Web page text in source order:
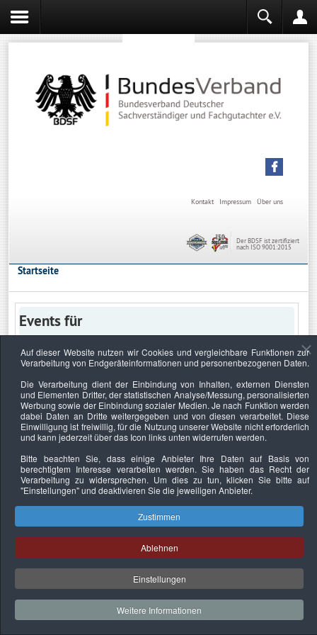
Über uns
Impressum
Kontakt
Der BDSF ist zertifiziert
nach ISO 9001:2015
Startseite
Events für
Keine Termine
Datenschutzerklärung Urheberrechtsnachweise Nachhaltigkeit
Copyright © 2026. Bundesverband Deutscher
Sachverständiger und Fachgutachter e.V..
Auf dieser Website nutzen wir Cookies und vergleichbare Funktionen zur
Verarbeitung von Endgeräteinformationen und personenbezogenen Daten.
Die Verarbeitung dient der Einbindung von Inhalten, externen Diensten
und Elementen Dritter, der statistischen Analyse/Messung, personalisierten
Werbung sowie der Einbindung sozialer Medien. Je nach Funktion werden
dabei Daten an Dritte weitergegeben und von diesen verarbeitet. Diese
Einwilligung ist freiwillig, für die Nutzung unserer Website nicht erforderlich
und kann jederzeit über das Icon links unten widerrufen werden.
Bitte beachten Sie, dass einige Anbieter Ihre Daten auf Basis von
berechtigtem Interesse verarbeiten werden. Sie haben das Recht der
Verarbeitung zu widersprechen. Um dies zu tun, klicken Sie bitte auf
"Einstellungen"und deaktivieren Sie die jeweiligen Anbieter.
Zustimmen
Ablehnen
Einstellungen
Weitere Informationen